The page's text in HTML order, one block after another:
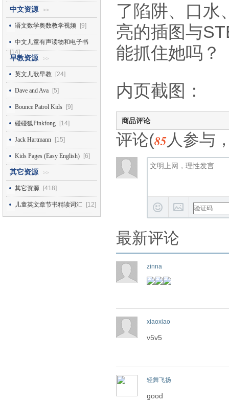
中文资源 >>
语文数学奥数教学视频 [9]
中文儿童有声读物和电子书
[14]
早教资源 >>
英文儿歌早教 [24]
Dave and Ava [5]
Bounce Patrol Kids [9]
碰碰狐Pinkfong [14]
Jack Hartmann [15]
Kids Pages (Easy English) [6]
其它资源 >>
其它资源 [418]
儿童英文章节书精读词汇 [12]
了陷阱、口水
亮的插图与
能抓住她吗？
内页截图：
商品评论
评论(85人参与
最新评论
zinna
xiaoxiao
v5v5
轻舞飞扬
good